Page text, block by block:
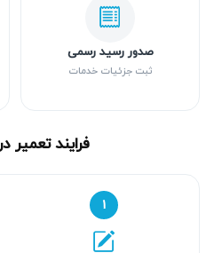
صدور رسید رسمی
ثبت جزئیات خدمات
فرایند تعمیر
۱